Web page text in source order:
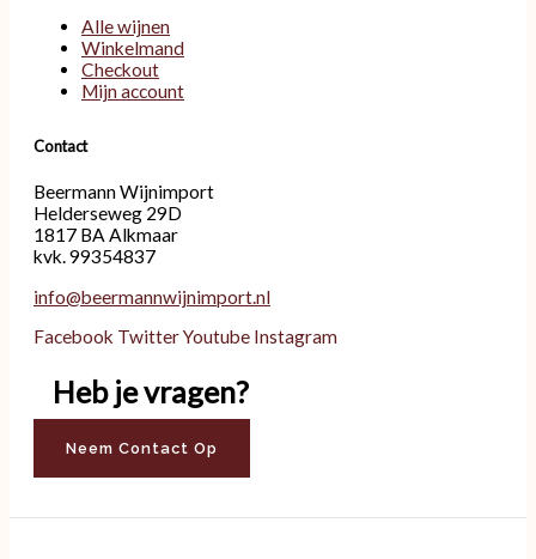
Alle wijnen
Winkelmand
Checkout
Mijn account
Contact
Beermann Wijnimport
Helderseweg 29D
1817 BA Alkmaar
kvk. 99354837
info@beermannwijnimport.nl
Facebook TwitterYoutube Instagram
Heb je vragen?
Neem Contact Op